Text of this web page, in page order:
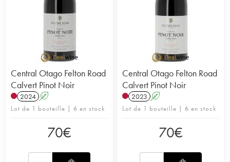
Central Otago Felton Road
Calvert Pinot Noir
2024 A
Lot de 1 bouteille | 6 en stock
70€
Central Otago Felton Road
Calvert Pinot Noir
2023 A
Lot de 1 bouteille | 6 en stock
70€